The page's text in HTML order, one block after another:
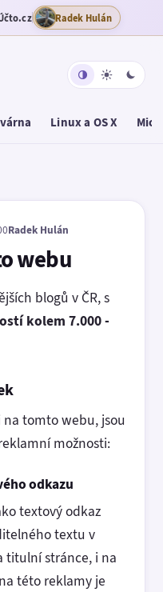
Radek Hulán
Linux a OS X
Radek Hulán
webu
blogů v ČR, s
kolem 7.000 -
tomto webu, jsou
možnosti:
odkazu
textový odkaz
textu v
titulní stránce, i na
této reklamy je